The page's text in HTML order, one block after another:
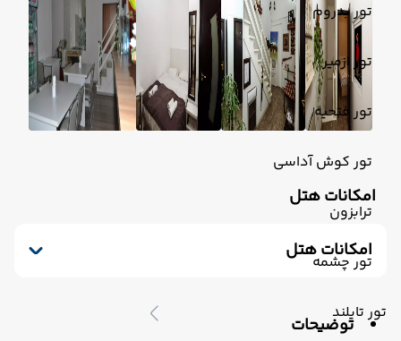
تور بدروم
تور ازمیر
تور فتحیه
تور کوش آداسی
ترابزون
تور چشمه
تور تایلند
امکانات هتل
امکانات هتل
کافی شاپ
سشوار
پذیرش 24 ساعته
توضیحات